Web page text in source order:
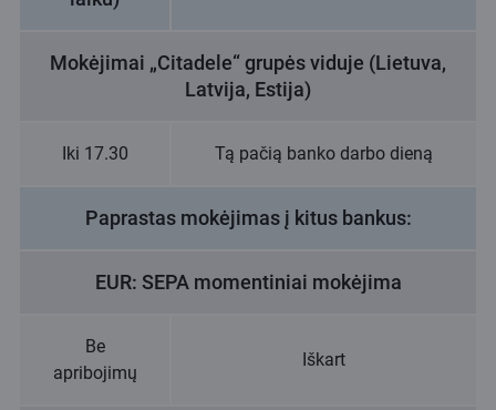
Mokėjimai „Citadele“ grupės viduje (Lietuva,
Latvija, Estija)
Iki 17.30 Tą pačią banko darbo dieną
Paprastas mokėjimas į kitus bankus:
EUR: SEPA momentiniai mokėjima
Be
apribojimų
Iškart